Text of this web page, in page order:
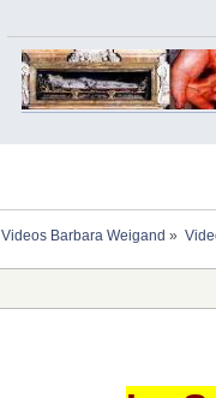
Videos Barbara Weigand »